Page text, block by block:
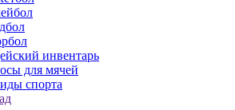
инвентарь
для мячей
спорта